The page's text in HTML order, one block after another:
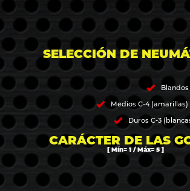
SELECCIÓN DE
Medios C-4
Duros C-3
CARÁCTER DE LAS
[ Mín= 1 / Máx= 5 ]